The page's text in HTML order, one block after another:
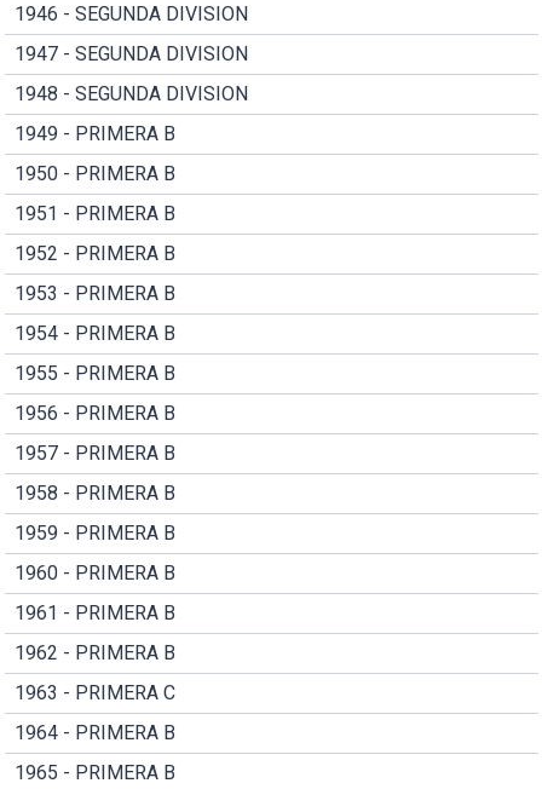
1946 - SEGUNDA DIVISION
1947 - SEGUNDA DIVISION
1948 - SEGUNDA DIVISION
1949 - PRIMERA B
1950 - PRIMERA B
1951 - PRIMERA B
1952 - PRIMERA B
1953 - PRIMERA B
1954 - PRIMERA B
1955 - PRIMERA B
1956 - PRIMERA B
1957 - PRIMERA B
1958 - PRIMERA B
1959 - PRIMERA B
1960 - PRIMERA B
1961 - PRIMERA B
1962 - PRIMERA B
1963 - PRIMERA C
1964 - PRIMERA B
1965 - PRIMERA B